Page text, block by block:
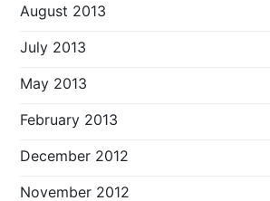
August 2013
July 2013
May 2013
February 2013
December 2012
November 2012